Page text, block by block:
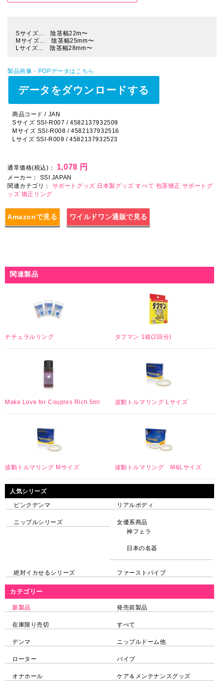
人気シリーズ
ピンクデンマ リアルボディ
ニップルシリーズ
女優系商品
神フェラ
日本の名器
絶対イカせるシリーズ ファーストバイブ
カテゴリー
新製品 発売前製品
在庫限り売切 すべて
デンマ ニップルドーム他
ローター バイブ
オナホール ケア＆メンテナンスグッズ
Sサイズ… 陰茎幅22m〜
Mサイズ… 陰茎幅25mm〜
Lサイズ… 陰茎幅28mm〜
製品画像・POPデータはこちら
データをダウンロードする
商品コード / JAN
Sサイズ SSI-R007 / 4582137932509
Mサイズ SSI-R008 / 4582137932516
Lサイズ SSI-R009 / 4582137932523
通常価格(税込)： 1,078 円
メーカー：
SSI JAPAN
関連カテゴリ： サポートグッズ 日本製グッズ すべて 包茎矯正 サポートグ
ッズ 矯正リング
Amazonで見る ワイルドワン通販で見る
関連製品
ナチュラルリング タフマン 1箱(2回分)
Make Love for Couples Rich 5ml 波動トルマリング Lサイズ
波動トルマリング Mサイズ 波動トルマリング M&Lサイズ